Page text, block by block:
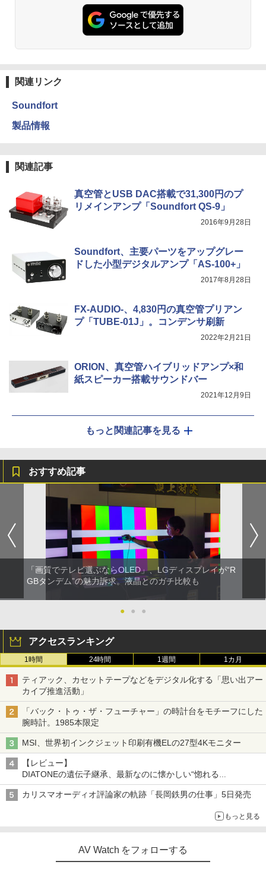
関連リンク
Soundfort
製品情報
関連記事
真空管とUSB DAC搭載で31,300円のプ
リメインアンプ「Soundfort QS-9」
2016年9月28日
Soundfort、主要パーツをアップグレー
ドした小型デジタルアンプ「AS-100+」
2017年8月28日
FX-AUDIO-、4,830円の真空管プリアン
プ「TUBE-01J」。コンデンサ刷新
2022年2月21日
ORION、真空管ハイブリッドアンプ×和
紙スピーカー搭載サウンドバー
2021年12月9日
もっと関連記事を見る
おすすめ記事
「画質でテレビ選ぶならOLED」、LGディスプレイが“R
GBタンデム”の魅力訴求。液晶とのガチ比較も
● ● ●
アクセスランキング
1時間 24時間 1週間 1カ月
ティアック、カセットテープなどをデジタル化する「思い出アー
カイブ推進活動」
「バック・トゥ・ザ・フューチャー」の時計台をモチーフにした
腕時計。1985本限定
MSI、世界初インクジェット印刷有機ELの27型4Kモニター
【レビュー】
DIATONEの遺伝子継承、最新なのに懐かしい“惚れる
音”Tecnologia e Cuore「DS-TC52B」を聴く
カリスマオーディオ評論家の軌跡「長岡鉄男の仕事」5日発売
もっと見る
AV Watch をフォローする